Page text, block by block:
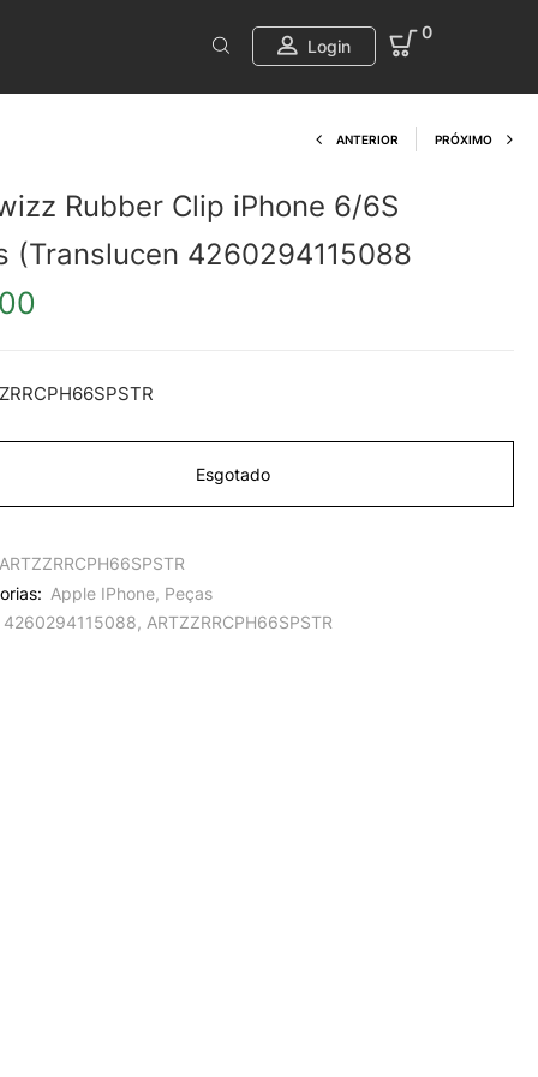
Login
0
Product
ANTERIOR PRÓXIMO
Rubber Clip iPhone 6/6S
(Translucen 4260294115088
Esgotado
ARTZZRRCPH66SPSTR
Apple IPhone, Peças
4260294115088, ARTZZRRCPH66SPSTR